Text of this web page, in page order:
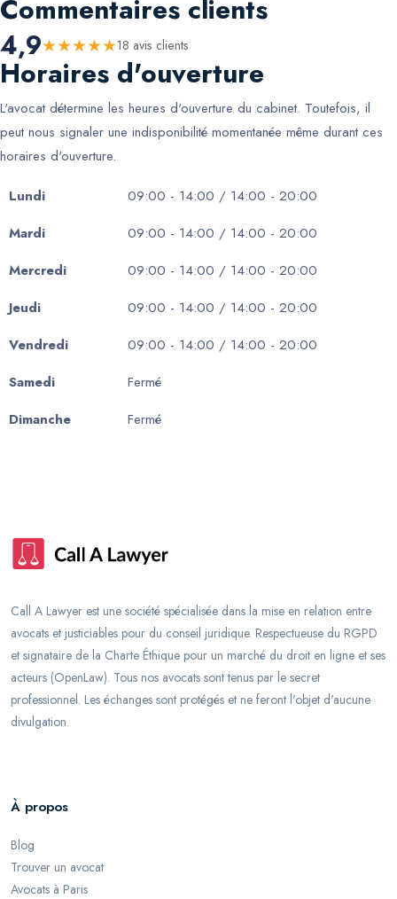
Commentaires clients
4,9★★★★★18 avis clients
Horaires d'ouverture
L'avocat détermine les heures d'ouverture du cabinet. Toutefois, il
peut nous signaler une indisponibilité momentanée même durant ces
horaires d'ouverture.
Lundi
09:00 - 14:00 / 14:00 - 20:00
Mardi
09:00 - 14:00 / 14:00 - 20:00
Mercredi
09:00 - 14:00 / 14:00 - 20:00
Jeudi
09:00 - 14:00 / 14:00 - 20:00
Vendredi
09:00 - 14:00 / 14:00 - 20:00
Samedi
Fermé
Dimanche
Fermé
Call A Lawyer est une société spécialisée dans la mise en relation entre
avocats et justiciables pour du conseil juridique. Respectueuse du RGPD
et signataire de la Charte Éthique pour un marché du droit en ligne et ses
acteurs (OpenLaw). Tous nos avocats sont tenus par le secret
professionnel. Les échanges sont protégés et ne feront l'objet d'aucune
divulgation.
À propos
Blog
Trouver un avocat
Avocats à Paris